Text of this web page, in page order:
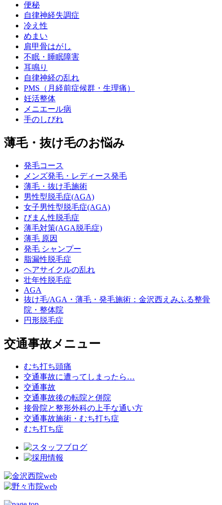
便秘
自律神経失調症
冷え性
めまい
肩甲骨はがし
不眠・睡眠障害
耳鳴り
自律神経の乱れ
PMS（月経前症候群・生理痛）
妊活整体
メニエール病
手のしびれ
薄毛・抜け毛のお悩み
発毛コース
メンズ発毛・レディース発毛
薄毛・抜け毛施術
男性型脱毛症(AGA)
女子男性型脱毛症(AGA)
びまん性脱毛症
薄毛対策(AGA脱毛症)
薄毛 原因
発毛 シャンプー
脂漏性脱毛症
ヘアサイクルの乱れ
壮年性脱毛症
AGA
抜け毛/AGA・薄毛・発毛施術：金沢西えみふる整骨
院・整体院
円形脱毛症
交通事故メニュー
むち打ち頭痛
交通事故に遭ってしまったら…
交通事故
交通事故後の転院と併院
接骨院と整形外科の上手な通い方
交通事故施術・むち打ち症
むち打ち症